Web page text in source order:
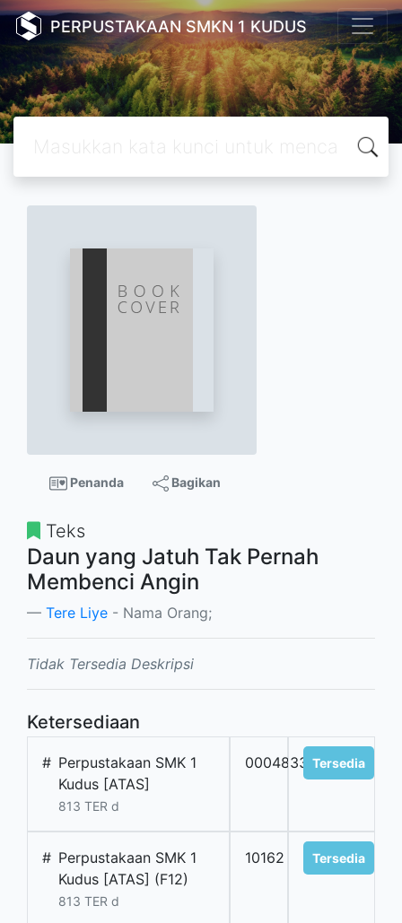
PERPUSTAKAAN SMKN 1 KUDUS
Penanda Bagikan
Teks
Daun yang Jatuh Tak Pernah
Membenci Angin
Tere Liye - Nama Orang;
Tidak Tersedia Deskripsi
Ketersediaan
# Perpustakaan SMK 1
Kudus [ATAS]
813 TER d
0004833 Tersedia
# Perpustakaan SMK 1
Kudus [ATAS] (F12)
813 TER d
10162 Tersedia